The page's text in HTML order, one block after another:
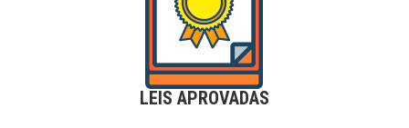
LEIS APROVADAS